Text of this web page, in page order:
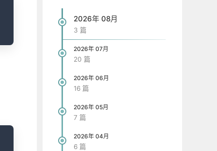
2026年 08月
3 篇
2026年 07月
20 篇
2026年 06月
16 篇
2026年 05月
7 篇
2026年 04月
6 篇